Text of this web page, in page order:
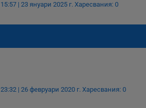
15:57 | 23 януари 2025 г. Харесвания: 0
23:32 | 26 февруари 2020 г. Харесвания: 0